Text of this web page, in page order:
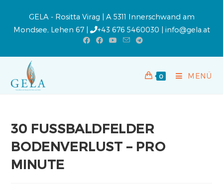
GELA - Rositta Virag | A 5311 Innerschwand am
Mondsee, Lehen 67 |
+43 676 5460030 | info@gela.at
0 MENÜ
30 FUSSBALDFELDER
BODENVERLUST – PRO
MINUTE